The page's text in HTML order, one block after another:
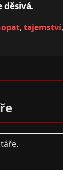
děsivá.
, tajemství,